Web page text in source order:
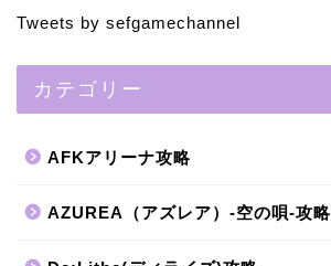
Tweets by sefgamechannel
カテゴリー
AFKアリーナ攻略
AZUREA（アズレア）-空の唄-攻略